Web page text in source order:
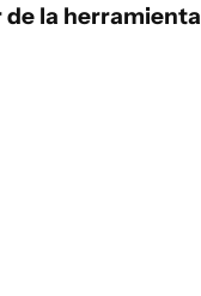
la herramienta